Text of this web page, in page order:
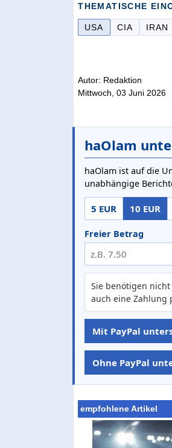
THEMATISCHE
USA CIA IRAN
Autor: Redaktion
Mittwoch, 03 Juni 2026
haOlam
haOlam ist auf die
unabhängige
5 EUR 10 EUR
Freier Betrag
Sie benötigen nicht
auch eine Zahlung
Mit PayPal
Ohne PayPal
empfohlene Artikel